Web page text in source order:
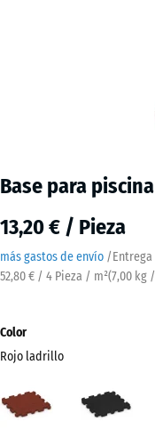
Base para
13,20 € / Pieza
más gastos de envío /
52,80 € / 4 Pieza / m²(7,00 kg
Color
Rojo ladrillo
ladrillo